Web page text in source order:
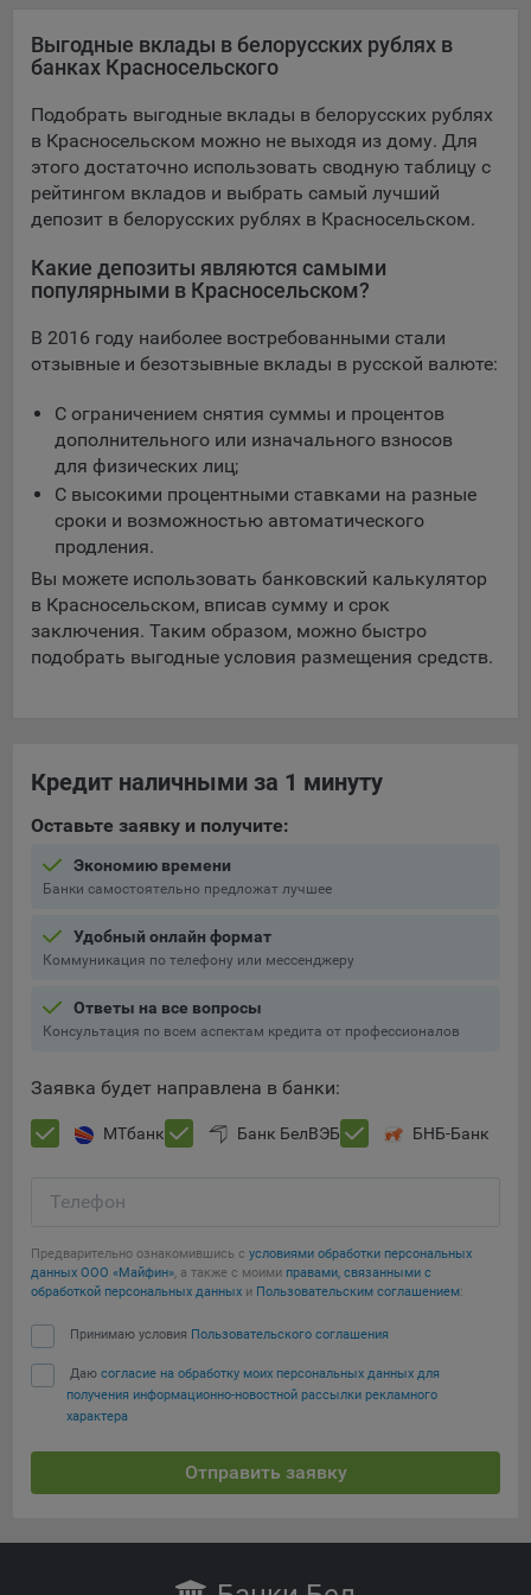
Google Analytics – сервис веб-аналитики,
предоставляемый компанией Google, Inc. Адрес: Google,
Mountain View, CA 94043, USA.Политика
конфиденциальности Google.
Matomo — это система веб-аналитики, которая позволяет
следит за доступностью сервисов, предоставляемых
Дзержинского, д.3Б, пом.44.
рекламу на площадке VK пользователям, которые
посещали сайт.
проспект, д. 39, стр. 79, БЦ «SkyLight».
Технические настройки
Технические настройки хранят технические данные вашего
выбора (например, языкового). Техническая аналитика
используется для обеспечения корректной работы сайта.
Компании, которой мы поручаем обработку данных для
данной цели:
Сервис хранения информации, предоставляемый
Рекламные Cookie
Отключение рекламных cookie-файлы не позволит
принимать меры по совершенствованию работы
Сайта, исходя из предпочтений пользователя, а также
материалов по наиболее актуальному, подходящему
назначению для каждого конкретного пользователя.
Компании, которым мы поручаем обработку данных для
данной цели:
Яндекса рекламная сеть (Yandex Mobile Ads, ADFOX) -
Europe AG, Werftestrasse 4, CH-6005 Luzern, Switzerland.
предоставляемый компанией Google Ireland Ltd, Gordon
House Barrow Street Dublin 4, D04E5W5 Ireland.
Сохранить мои изменения
Сохранить по умолчанию
Выгодные вклады в белорусских рублях в
банках Красносельского
Подобрать выгодные вклады в белорусских рублях
в Красносельском можно не выходя из дому. Для
этого достаточно использовать сводную таблицу с
рейтингом вкладов и выбрать самый лучший
депозит в белорусских рублях в Красносельском.
Какие депозиты являются самыми
популярными в Красносельском?
В 2016 году наиболее востребованными стали
отзывные и безотзывные вклады в русской валюте:
С ограничением снятия суммы и процентов
дополнительного или изначального взносов
для физических лиц;
С высокими процентными ставками на разные
сроки и возможностью автоматического
продления.
Вы можете использовать банковский калькулятор
в Красносельском, вписав сумму и срок
заключения. Таким образом, можно быстро
подобрать выгодные условия размещения средств.
Кредит наличными за 1 минуту
Оставьте заявку и получите:
Экономию времени
Банки самостоятельно предложат лучшее
Удобный онлайн формат
Коммуникация по телефону или мессенджеру
Ответы на все вопросы
Консультация по всем аспектам кредита от профессионалов
Заявка будет направлена в банки:
МТбанк Банк БелВЭБ БНБ-Банк
Телефон
Предварительно ознакомившись с условиями обработки персональных
данных ООО «Майфин», а также с моими правами, связанными с
обработкой персональных данных и Пользовательским соглашением:
Принимаю условия Пользовательского соглашения
Даю согласие на обработку моих персональных данных для
получения информационно-новостной рассылки рекламного
характера
Отправить заявку